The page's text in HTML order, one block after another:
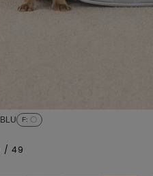
BLU F: 〇
/49